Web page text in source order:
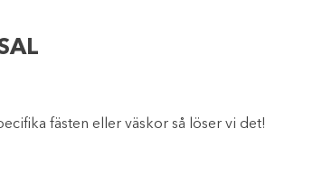
fästen eller väskor så löser vi det!